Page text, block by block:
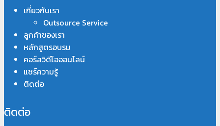
เกี่ยวกับเรา
Outsource Service
ลูกค้าของเรา
หลักสูตรอบรม
คอร์สวิดีโอออนไลน์
แชร์ความรู้
ติดต่อ
ติดต่อ